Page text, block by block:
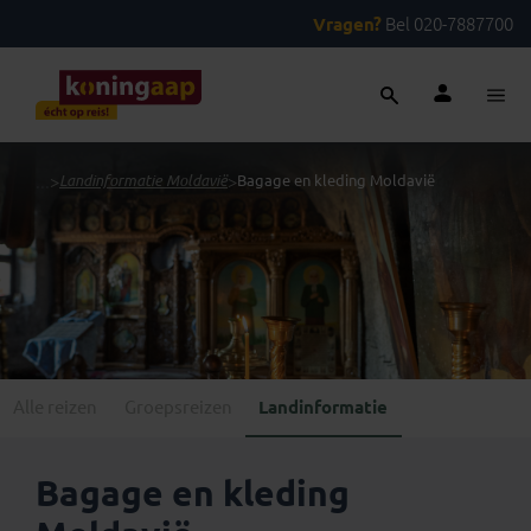
Vragen? Bel 020-7887700
> Landinformatie Moldavië>Bagage en kleding Moldavië
Landinformatie
Bagage en kleding